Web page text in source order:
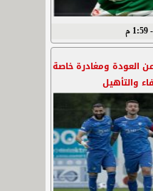
العودة ومغادرة خاصة
والتأهيل